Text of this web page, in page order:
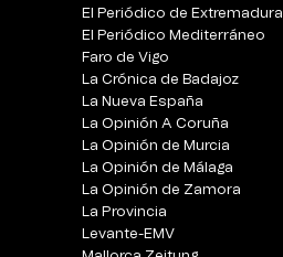
El Periódico de Extremadura
El Periódico Mediterráneo
Faro de Vigo
La Crónica de Badajoz
La Nueva España
La Opinión A Coruña
La Opinión de Murcia
La Opinión de Málaga
La Opinión de Zamora
La Provincia
Levante-EMV